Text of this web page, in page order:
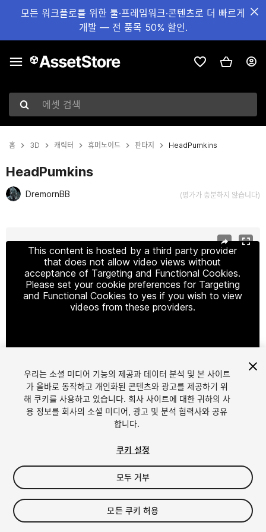
모든 워크플로를 위한 툴·프레임워크·콘텐츠로 더 빠르게
개발 — 전 품목 50% 할인.
에셋 검색
홈 3D 캐릭터 휴머노이드 판타지 HeadPumkins
HeadPumkins
DremornBB (평가가 충분하지 않습니다)
This content is hosted by a third party provider
that does not allow video views without
acceptance of Targeting and Functional Cookies.
Please set your cookie preferences for Targeting
and Functional Cookies to yes if you wish to view
videos from these providers.
1/26
$40
세금/부가세는 결제 시 반영됩니다.
우리는 소셜 미디어 기능의 제공과 데이터 분석 및 본 사이트
가 올바로 동작하고 개인화된 콘텐츠와 광고를 제공하기 위
해 쿠키를 사용하고 있습니다. 회사 사이트에 대한 귀하의 사
용 정보를 회사의 소셜 미디어, 광고 및 분석 협력사와 공유
합니다.
쿠키 설정
모두 거부
모든 쿠키 허용